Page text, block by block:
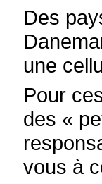
Des
une
Pour
des «
vous à